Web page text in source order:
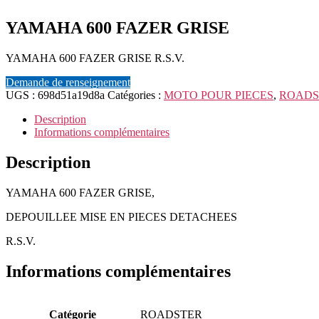
YAMAHA 600 FAZER GRISE
YAMAHA 600 FAZER GRISE R.S.V.
Demande de renseignement
UGS : 698d51a19d8a Catégories : MOTO POUR PIECES,
Description
Informations complémentaires
Description
YAMAHA 600 FAZER GRISE,
DEPOUILLEE MISE EN PIECES DETACHEES
R.S.V.
Informations complémentaires
Catégorie ROADSTER